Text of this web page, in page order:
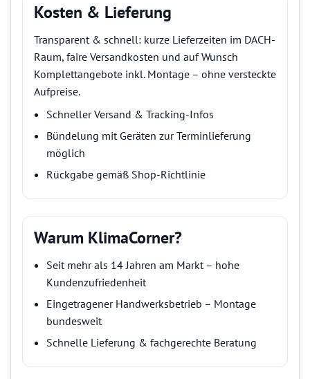
Kosten & Lieferung
Transparent & schnell: kurze Lieferzeiten im DACH-
Raum, faire Versandkosten und auf Wunsch
Komplettangebote inkl. Montage – ohne versteckte
Aufpreise.
Schneller Versand & Tracking-Infos
Bündelung mit Geräten zur Terminlieferung
möglich
Rückgabe gemäß Shop-Richtlinie
Warum KlimaCorner?
Seit mehr als 14 Jahren am Markt – hohe
Kundenzufriedenheit
Eingetragener Handwerksbetrieb – Montage
bundesweit
Schnelle Lieferung & fachgerechte Beratung